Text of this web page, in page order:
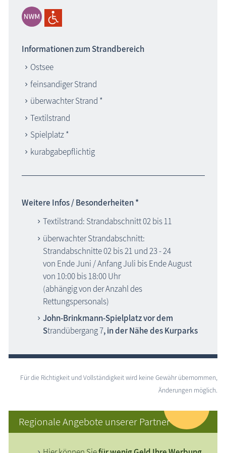
Informationen zum Strandbereich
Ostsee
feinsandiger Strand
überwachter Strand *
Textilstrand
Spielplatz *
kurabgabepflichtig
Weitere Infos / Besonderheiten *
Textilstrand: Strandabschnitt 02 bis 11
überwachter Strandabschnitt:
Strandabschnitte 02 bis 21 und 23 - 24
von Ende Juni / Anfang Juli bis Ende August
von 10:00 bis 18:00 Uhr
(abhängig von der Anzahl des
Rettungspersonals)
John-Brinkmann-Spielplatz vor dem
Strandübergang 7, in der Nähe des Kurparks
Für die Richtigkeit und Vollständigkeit wird keine Gewähr übernommen,
Änderungen möglich.
Regionale Angebote unserer Partner